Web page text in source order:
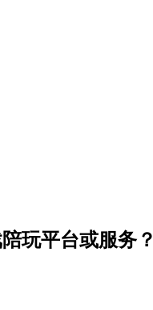
玩平台或服务？